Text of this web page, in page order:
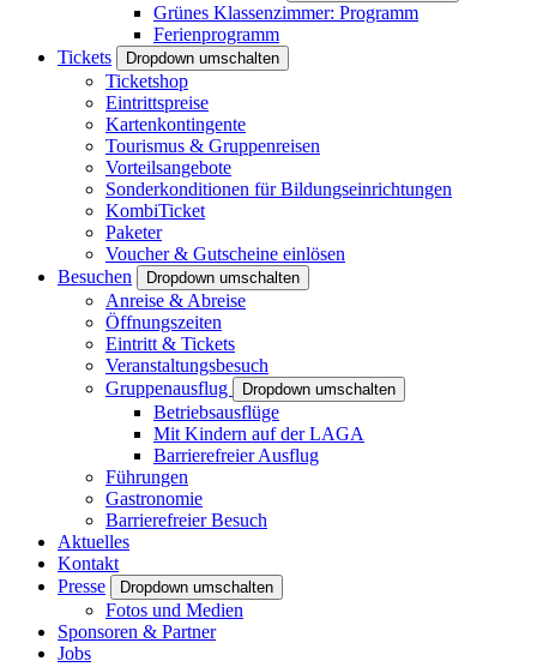
Grünes Klassenzimmer: Programm
Ferienprogramm
Tickets
Dropdown umschalten
Ticketshop
Eintrittspreise
Kartenkontingente
Tourismus & Gruppenreisen
Vorteilsangebote
Sonderkonditionen für Bildungseinrichtungen
KombiTicket
Paketer
Voucher & Gutscheine einlösen
Besuchen
Dropdown umschalten
Anreise & Abreise
Öffnungszeiten
Eintritt & Tickets
Veranstaltungsbesuch
Gruppenausflug
Dropdown umschalten
Betriebsausflüge
Mit Kindern auf der LAGA
Barrierefreier Ausflug
Führungen
Gastronomie
Barrierefreier Besuch
Aktuelles
Kontakt
Presse
Dropdown umschalten
Fotos und Medien
Sponsoren & Partner
Jobs